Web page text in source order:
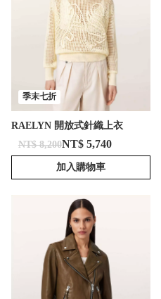
季末七折
RAELYN 開放式針織上衣
NT$ 8,200NT$ 5,740
加入購物車